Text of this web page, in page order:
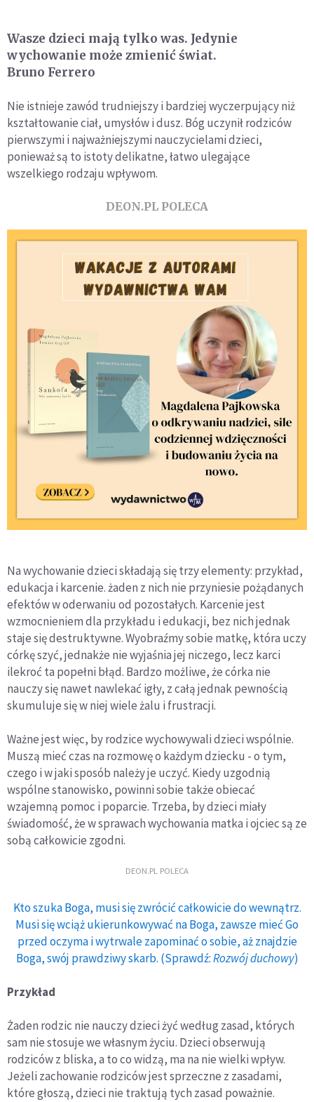
Wasze dzieci mają tylko was. Jedynie
wychowanie może zmienić świat.
Bruno Ferrero
Nie istnieje zawód trudniejszy i bardziej wyczerpujący niż
kształtowanie ciał, umysłów i dusz. Bóg uczynił rodziców
pierwszymi i najważniejszymi nauczycielami dzieci,
ponieważ są to istoty delikatne, łatwo ulegające
wszelkiego rodzaju wpływom.
DEON.PL POLECA
Na wychowanie dzieci składają się trzy elementy: przykład,
edukacja i karcenie. żaden z nich nie przyniesie pożądanych
efektów w oderwaniu od pozostałych. Karcenie jest
wzmocnieniem dla przykładu i edukacji, bez nich jednak
staje się destruktywne. Wyobraźmy sobie matkę, która uczy
córkę szyć, jednakże nie wyjaśnia jej niczego, lecz karci
ilekroć ta popełni błąd. Bardzo możliwe, że córka nie
nauczy się nawet nawlekać igły, z całą jednak pewnością
skumuluje się w niej wiele żalu i frustracji.
Ważne jest więc, by rodzice wychowywali dzieci wspólnie.
Muszą mieć czas na rozmowę o każdym dziecku - o tym,
czego i w jaki sposób należy je uczyć. Kiedy uzgodnią
wspólne stanowisko, powinni sobie także obiecać
wzajemną pomoc i poparcie. Trzeba, by dzieci miały
świadomość, że w sprawach wychowania matka i ojciec są ze
sobą całkowicie zgodni.
DEON.PL POLECA
Kto szuka Boga, musi się zwrócić całkowicie do wewnątrz.
Musi się wciąż ukierunkowywać na Boga, zawsze mieć Go
przed oczyma i wytrwale zapominać o sobie, aż znajdzie
Boga, swój prawdziwy skarb. (Sprawdź:Rozwój duchowy)
Przykład
Żaden rodzic nie nauczy dzieci żyć według zasad, których
sam nie stosuje we własnym życiu. Dzieci obserwują
rodziców z bliska, a to co widzą, ma na nie wielki wpływ.
Jeżeli zachowanie rodziców jest sprzeczne z zasadami,
które głoszą, dzieci nie traktują tych zasad poważnie.